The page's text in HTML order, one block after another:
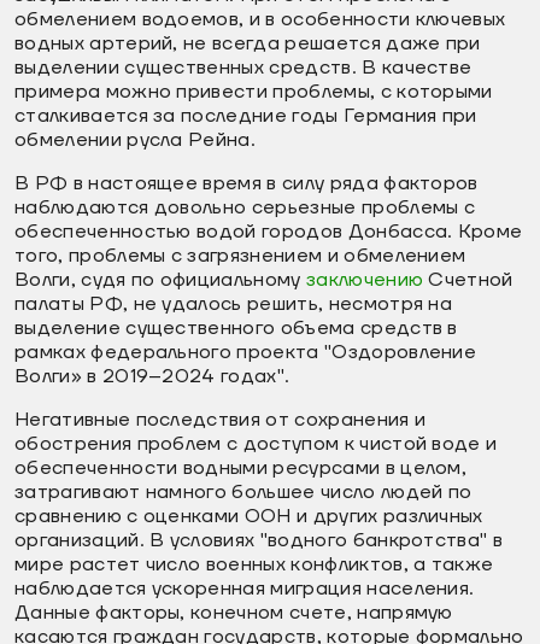
обмелением водоемов, и в особенности ключевых
водных артерий, не всегда решается даже при
выделении существенных средств. В качестве
примера можно привести проблемы, с которыми
сталкивается за последние годы Германия при
обмелении русла Рейна.
В РФ в настоящее время в силу ряда факторов
наблюдаются довольно серьезные проблемы с
обеспеченностью водой городов Донбасса. Кроме
того, проблемы с загрязнением и обмелением
Волги, судя по официальному заключению Счетной
палаты РФ, не удалось решить, несмотря на
выделение существенного объема средств в
рамках федерального проекта "Оздоровление
Волги» в 2019–2024 годах".
Негативные последствия от сохранения и
обострения проблем с доступом к чистой воде и
обеспеченности водными ресурсами в целом,
затрагивают намного большее число людей по
сравнению с оценками ООН и других различных
организаций. В условиях "водного банкротства" в
мире растет число военных конфликтов, а также
наблюдается ускоренная миграция населения.
Данные факторы, конечном счете, напрямую
касаются граждан государств, которые формально